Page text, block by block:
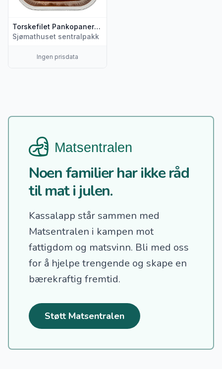
Torskefilet Pankopanert 175g Billig Middag
Sjømathuset sentralpakk
Ingen prisdata
Noen familier har ikke råd
til mat i julen.
Kassalapp står sammen med
Matsentralen i kampen mot
fattigdom og matsvinn. Bli med oss
for å hjelpe trengende og skape en
bærekraftig fremtid.
Støtt Matsentralen